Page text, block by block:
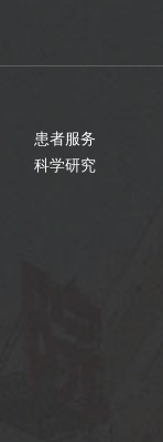
患者服务
科学研究